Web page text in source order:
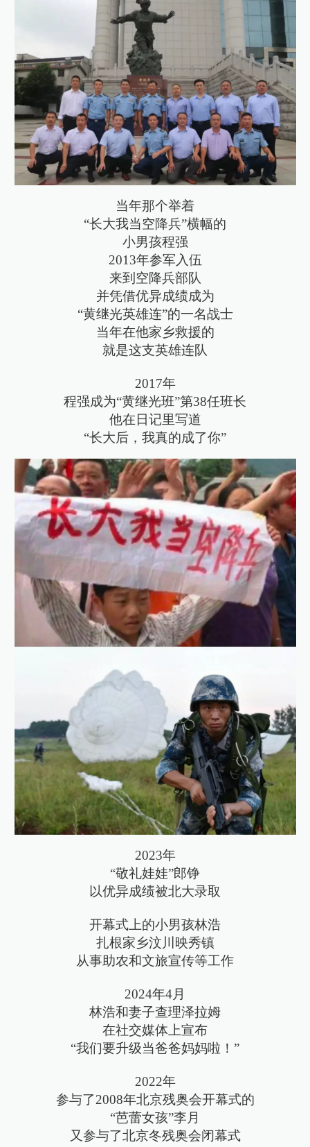
当年那个举着
“长大我当空降兵”横幅的
小男孩程强
2013年参军入伍
来到空降兵部队
并凭借优异成绩成为
“黄继光英雄连”的一名战士
当年在他家乡救援的
就是这支英雄连队
2017年
程强成为“黄继光班”第38任班长
他在日记里写道
“长大后，我真的成了你”
2023年
“敬礼娃娃”郎铮
以优异成绩被北大录取
开幕式上的小男孩林浩
扎根家乡汶川映秀镇
从事助农和文旅宣传等工作
2024年4月
林浩和妻子查理泽拉姆
在社交媒体上宣布
“我们要升级当爸爸妈妈啦！”
2022年
参与了2008年北京残奥会开幕式的
“芭蕾女孩”李月
又参与了北京冬残奥会闭幕式